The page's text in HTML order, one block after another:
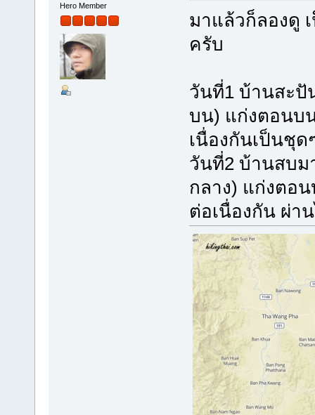
Hero Member
มาแล้วก็ลองดู
ครับ
วันที่1 บ้านสะปั
บน) แก่งตอนบ
เนื่องกันเป็นชุ
วันที่2 บ้านสบม
กลาง) แก่งตอ
ต่อเนื่องกัน ผ่า